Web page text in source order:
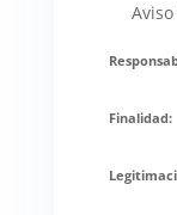
Finalidad: